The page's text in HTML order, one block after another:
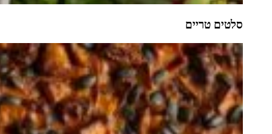
סלטים טריים